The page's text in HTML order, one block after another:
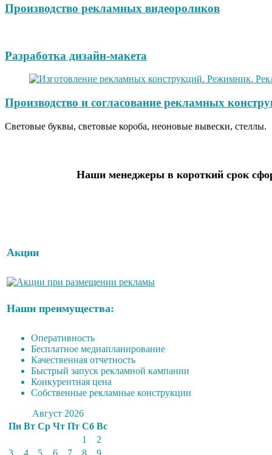
Производство рекламных видеороликов
Разработка дизайн-макета
Производство и согласование рекламных
Световые буквы, световые короба, неоновые вывески, стеллы.
Наши менеджеры в короткий срок
Акции
Наши преимущества:
Оперативность
Бесплатное медиапланирование
Качественная отчетность
Быстрый запуск рекламной кампании
Конкурентная цена
Собственные рекламные конструкции
Август 2026
Пн Вт Ср Чт Пт Сб Вс
1
2
3
4 5 6 7 8
9